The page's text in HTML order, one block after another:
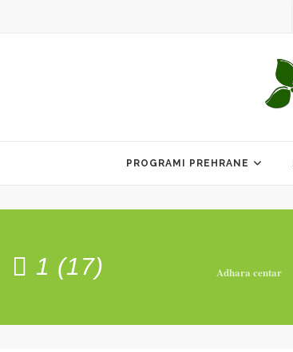
PROGRAMI PREHRANE
1 (17) Adhara centar